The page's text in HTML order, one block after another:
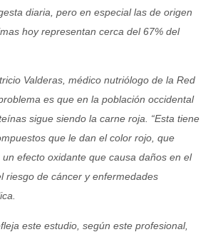
diaria, pero en especial las de origen
hoy representan cerca del 67% del
Valderas, médico nutriólogo de la Red
es que en la población occidental
sigue siendo la carne roja. “Esta tiene
que le dan el color rojo, que
efecto oxidante que causa daños en el
riesgo de cáncer y enfermedades
este estudio, según este profesional,